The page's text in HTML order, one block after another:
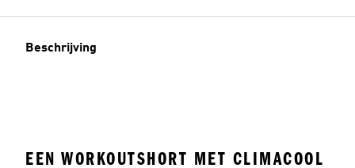
Beschrijving
EEN WORKOUTSHORT MET CLIMACOOL